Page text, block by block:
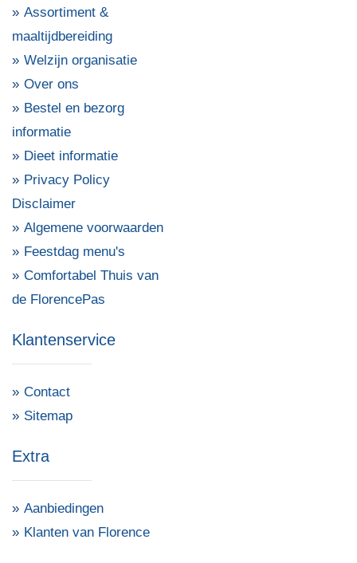
Assortiment &
maaltijdbereiding
Welzijn organisatie
Over ons
Bestel en bezorg
informatie
Dieet informatie
Privacy Policy
Disclaimer
Algemene voorwaarden
Feestdag menu's
Comfortabel Thuis van
de FlorencePas
Klantenservice
Contact
Sitemap
Extra
Aanbiedingen
Klanten van Florence